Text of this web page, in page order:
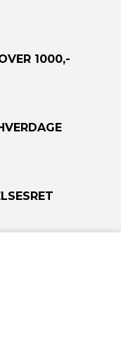
1000,-